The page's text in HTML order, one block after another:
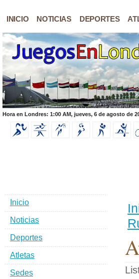
INICIO NOTICIAS DEPORTES
Hora en Londres: 1:00 AM, jueves, 6 de agosto de
Inicio
Noticias
Deportes
Atletas
Sedes